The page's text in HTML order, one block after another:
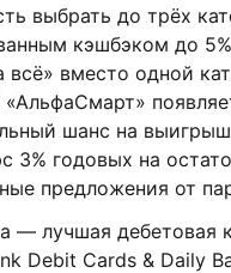
выбрать до трёх
кэшбэком до
всё» вместо одной
шанс на
3% годовых на
предложения от
— лучшая дебетовая
Debit Cards & Daily